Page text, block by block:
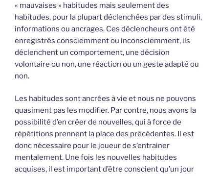
« mauvaises » habitudes mais seulement des
habitudes, pour la plupart déclenchées par des stimuli,
informations ou ancrages. Ces déclencheurs ont été
enregistrés consciemment ou inconsciemment, ils
déclenchent un comportement, une décision
volontaire ou non, une réaction ou un geste adapté ou
non.
Les habitudes sont ancrées à vie et nous ne pouvons
quasiment pas les modifier. Par contre, nous avons la
possibilité d’en créer de nouvelles, qui à force de
répétitions prennent la place des précédentes. Il est
donc nécessaire pour le joueur de s’entrainer
mentalement. Une fois les nouvelles habitudes
acquises, il est important d’être conscient qu’un jour